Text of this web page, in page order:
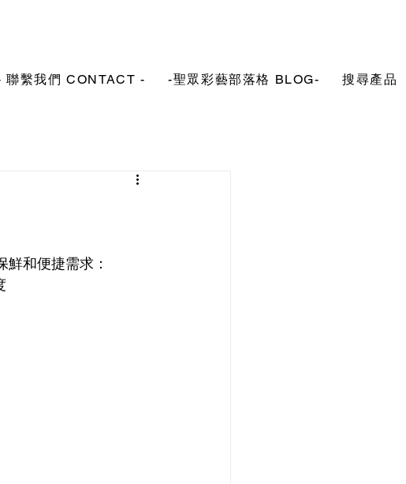
聯繫我們 CONTACT - -聖眾彩藝部落格 BLOG- 搜尋產品
和便捷需求：